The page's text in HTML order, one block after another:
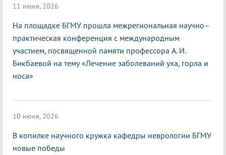
11 июня, 2026
На площадке БГМУ прошла межрегиональная научно–
практическая конференция с международным
участием, посвященной памяти профессора А. И.
Бикбаевой на тему «Лечение заболеваний уха, горла и
носа»
10 июня, 2026
В копилке научного кружка кафедры неврологии БГМУ
новые победы